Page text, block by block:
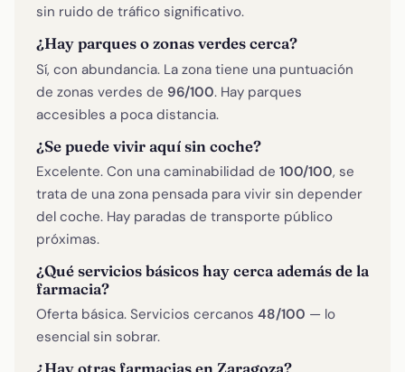
sin ruido de tráfico significativo.
¿Hay parques o zonas verdes cerca?
Sí, con abundancia. La zona tiene una puntuación
de zonas verdes de 96/100. Hay parques
accesibles a poca distancia.
¿Se puede vivir aquí sin coche?
Excelente. Con una caminabilidad de 100/100, se
trata de una zona pensada para vivir sin depender
del coche. Hay paradas de transporte público
próximas.
¿Qué servicios básicos hay cerca además de la
farmacia?
Oferta básica. Servicios cercanos 48/100 — lo
esencial sin sobrar.